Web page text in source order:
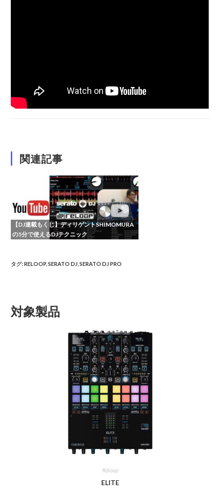
関連記事
【DJ連載もくじ】ディリゲントSHIMOMURA
の5分で使えるDJテクニック
タグ:RELOOP SERATO DJ SERATO DJ PRO
対象製品
Reloop
ELITE